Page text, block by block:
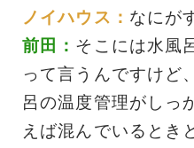
ノイハウス： なにが
前田： そこには水風
って言うんですけど
呂の温度管理がしっ
えば混んでいるとき